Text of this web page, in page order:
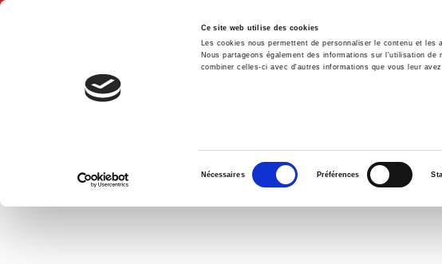
Ce site web utilise des cookies
Les cookies nous permettent de personnaliser le contenu et
Nous partageons également des informations sur l'utilisation
combiner celles-ci avec d'autres informations que vous leur
consentement
Nécessaires Préférences
Accueil
PANIER D'ACHATS